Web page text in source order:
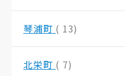
琴浦町 ( 13)
北栄町 ( 7)